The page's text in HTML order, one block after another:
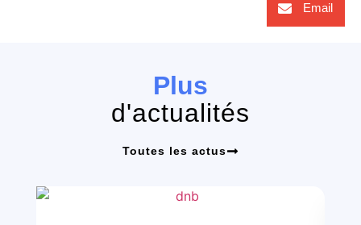
Email
Plus
d'actualités
Toutes les actus